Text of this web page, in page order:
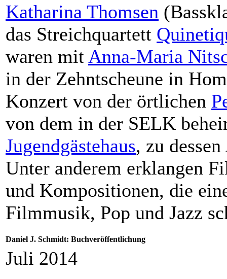
Katharina Thomsen
das Streichquartett
waren mit Anna-Maria
in der Zehntscheune in
Konzert von der örtlichen
von dem in der SELK
Jugendgästehaus, zu
Unter anderem erklangen
und Kompositionen, die
Filmmusik, Pop und Jazz
Daniel J. Schmidt: Buchveröffentlichung
Juli 2014